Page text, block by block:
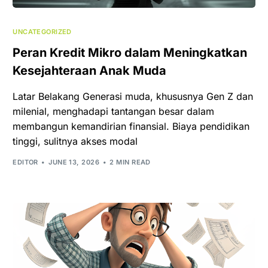
UNCATEGORIZED
Peran Kredit Mikro dalam Meningkatkan
Kesejahteraan Anak Muda
Latar Belakang Generasi muda, khususnya Gen Z dan
milenial, menghadapi tantangan besar dalam
membangun kemandirian finansial. Biaya pendidikan
tinggi, sulitnya akses modal
EDITOR JUNE 13, 2026 2 MIN READ